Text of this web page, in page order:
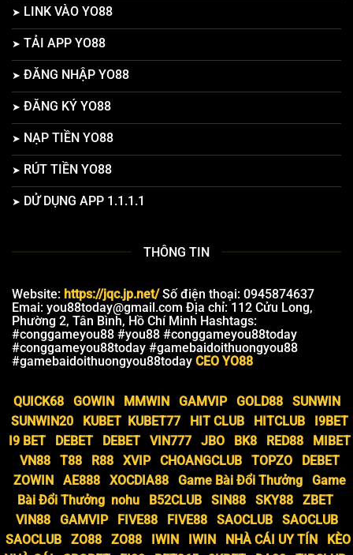
LINK VÀO YO88
TẢI APP YO88
ĐĂNG NHẬP YO88
ĐĂNG KÝ YO88
NẠP TIỀN YO88
RÚT TIỀN YO88
DỬ DỤNG APP 1.1.1.1
THÔNG TIN
Website: https://jqc.jp.net/Số điện thoại: 0945874637
Emai: you88today@gmail.com Địa chỉ: 112 Cửu Long,
Phường 2, Tân Bình, Hồ Chí Minh Hashtags:
#conggameyou88 #you88 #conggameyou88today
#conggameyou88today #gamebaidoithuongyou88
#gamebaidoithuongyou88today CEO YO88
QUICK68 GOWIN MMWIN GAMVIP GOLD88
SUNWIN
SUNWIN20
KUBET KUBET77 HIT CLUB HITCLUB
I9BET
I9 BET
DEBET DEBET VIN777 JBO BK8 RED88
MIBET
VN88
T88 R88 XVIP CHOANGCLUB TOPZO
DEBET
ZOWIN
AE888 XOCDIA88 Game Bài Đổi Thưởng
Game
Bài Đổi Thưởng nohu B52CLUB SIN88 SKY88
ZBET
VIN88
GAMVIP FIVE88 FIVE88 SAOCLUB
SAOCLUB
SAOCLUB
ZO88 ZO88 IWIN IWIN NHÀ CÁI UY TÍN
KÈO